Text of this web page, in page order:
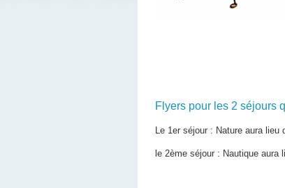
Flyers pour les 2 séjours
Le 1er séjour : Nature aura lieu
le 2ème séjour : Nautique aura